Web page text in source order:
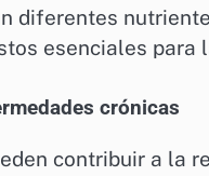
diferentes
esenciales para
crónicas
contribuir a la